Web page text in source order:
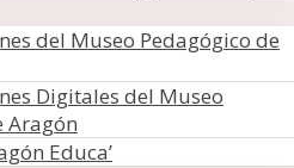
del Museo Pedagógico de
Digitales del Museo
Aragón
Educa’